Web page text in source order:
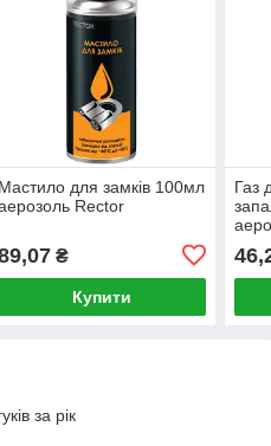
Мастило для замків 100мл
Rector
₴
Купити
Газ
за рік